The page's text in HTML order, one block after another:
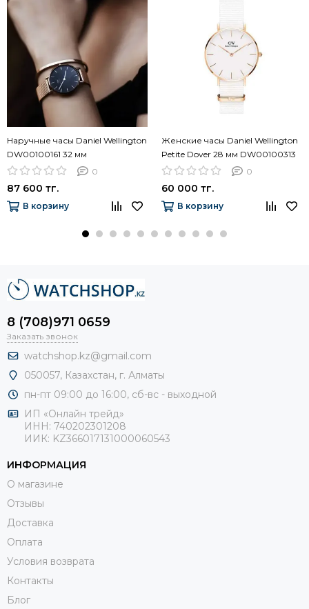
Наручные часы Daniel Wellington
DW00100161 32 мм
0
87 600 тг.
В корзину
Женские часы Daniel Wellington
Petite Dover 28 мм DW00100313
0
60 000 тг.
В корзину
8 (708)971 0659
Заказать звонок
watchshop.kz@gmail.com
050057, Казахстан, г. Алматы
пн-пт 09:00 до 16:00, сб-вс - выходной
ИП «Онлайн трейд»
ИНН: 740202301208
ИИК: KZ366017131000060543
ИНФОРМАЦИЯ
О магазине
Отзывы
Доставка
Оплата
Условия возврата
Контакты
Блог